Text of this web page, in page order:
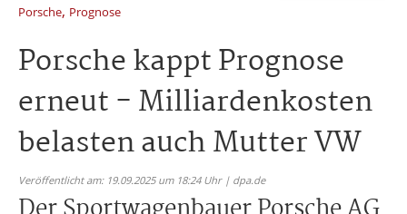
Porsche, Prognose
Porsche kappt Prognose
erneut - Milliardenkosten
belasten auch Mutter VW
Veröffentlicht am: 19.09.2025 um 18:24 Uhr | dpa.de